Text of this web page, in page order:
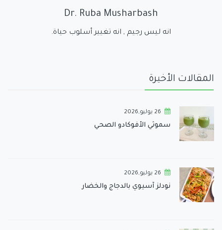
Dr. Ruba Musharbash
انه ليس رجيم , انه تغيير أسلوب حياة.
المقالات الأخيرة
26 يوليو,2026
سموثي الأفوكادو الصحي
26 يوليو,2026
نودلز آسيوي بالدجاج والخضار